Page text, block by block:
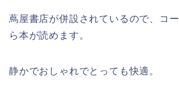
蔦屋書店が併設されているので、コ
ら本が読めます。
静かでおしゃれでとっても快適。